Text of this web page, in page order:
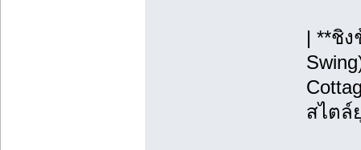
| **ชิง
สไตล์